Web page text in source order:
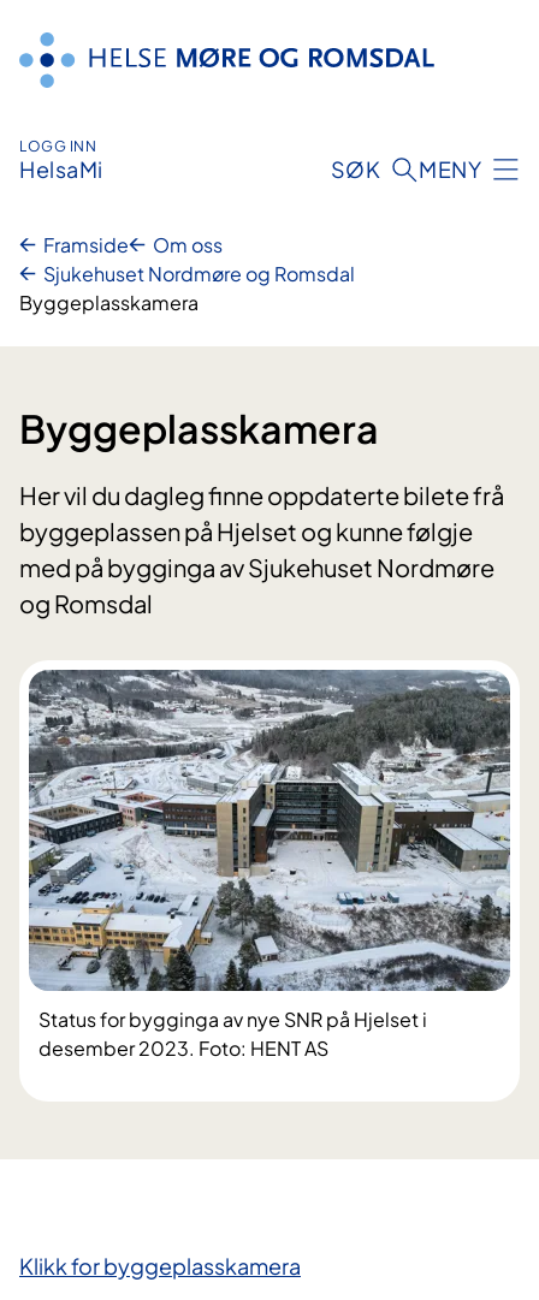
innhald
LOGG INN
HelsaMi SØK MENY
Framside
Om oss
Sjukehuset Nordmøre og Romsdal
Byggeplasskamera
Byggeplasskamera
Her vil du dagleg finne oppdaterte bilete frå
byggeplassen på Hjelset og kunne følgje
med på bygginga av Sjukehuset Nordmøre
og Romsdal
Status for bygginga av nye SNR på Hjelset i
desember 2023. Foto: HENT AS
Klikk for byggeplasskamera​